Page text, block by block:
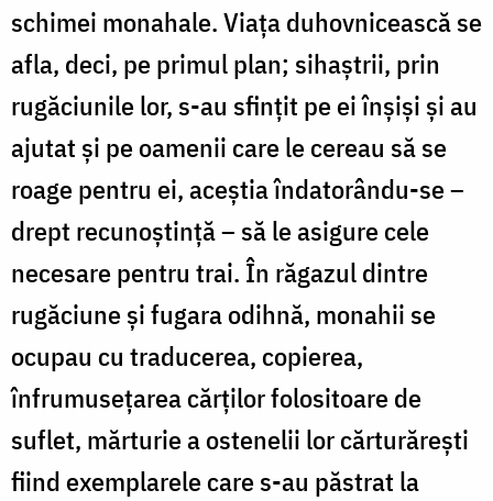
schimei monahale. Viaţa duhovnicească se
afla, deci, pe primul plan; sihaştrii, prin
rugăciunile lor, s-au sfinţit pe ei înşişi şi au
ajutat şi pe oamenii care le cereau să se
roage pentru ei, aceştia îndatorându-se –
drept recunoştinţă – să le asigure cele
necesare pentru trai. În răgazul dintre
rugăciune şi fugara odihnă, monahii se
ocupau cu traducerea, copierea,
înfrumuseţarea cărţilor folositoare de
suflet, mărturie a ostenelii lor cărturăreşti
fiind exemplarele care s-au păstrat la